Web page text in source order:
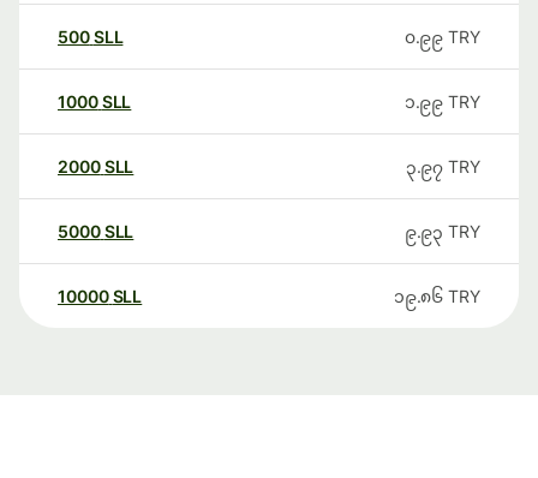
500SLL ၀.၉၉ TRY
1000SLL ၁.၉၉ TRY
2000SLL ၃.၉၇ TRY
5000SLL ၉.၉၃ TRY
10000 SLL ၁၉.၈၆ TRY